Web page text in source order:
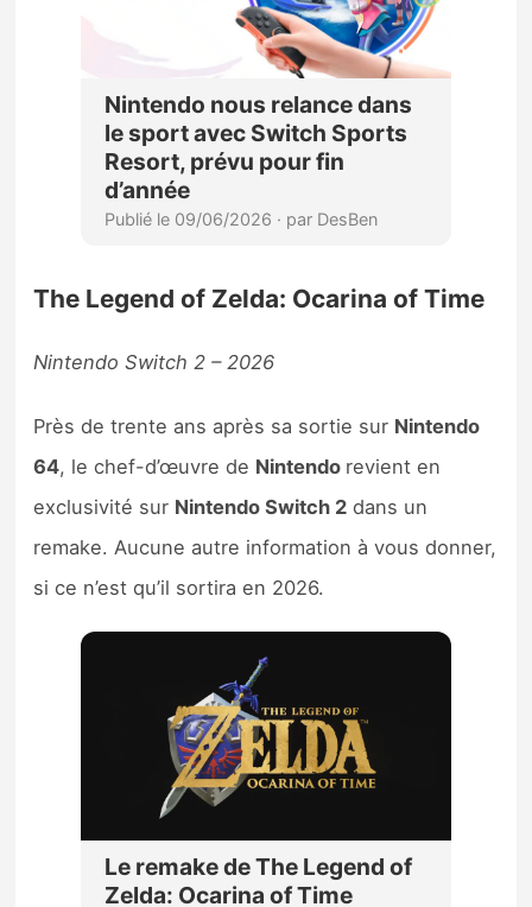
The Legend of Zelda: Ocarina of Time
Nintendo Switch 2 – 2026
Près de trente ans après sa sortie sur Nintendo
64, le chef-d’œuvre de Nintendo revient en
exclusivité sur Nintendo Switch 2 dans un
remake. Aucune autre information à vous donner,
si ce n’est qu’il sortira en 2026.